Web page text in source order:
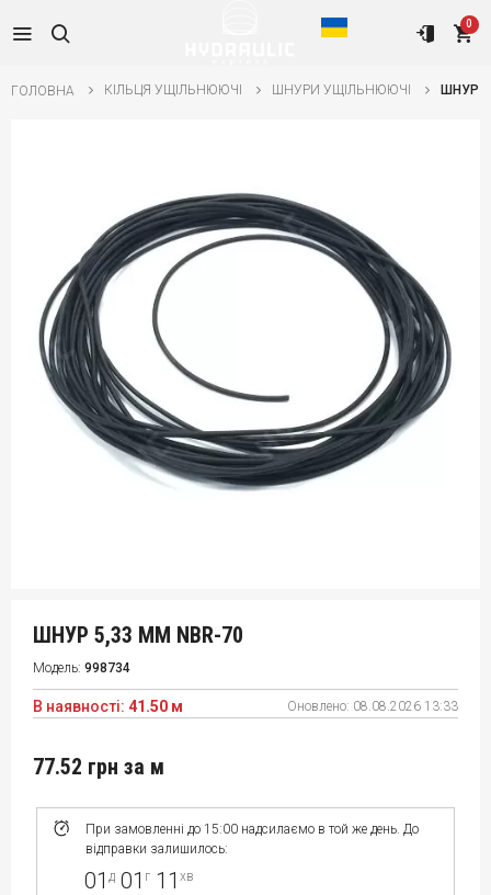
0
ГОЛОВНА КІЛЬЦЯ УЩІЛЬНЮЮЧІ ШНУРИ УЩІЛЬНЮЮЧІ ШНУР
ШНУР 5,33 ММ NBR-70
Модель: 998734
В наявності: 41.50 м Оновлено: 08.08.2026 13:33
При замовленні до 15:00 надсилаємо в той же день. До
відправки залишилось:
01д 01 г 11хв
77.52 грн за м